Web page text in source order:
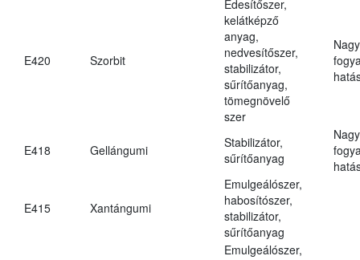
E420 Szorbit
Édesítőszer,
kelátképző
anyag,
nedvesítőszer,
stabilizátor,
sűrítőanyag,
tömegnövelő
szer
E418 Gellángumi
Stabilizátor,
sűrítőanyag
E415 Xantángumi
Emulgeálószer,
habosítószer,
stabilizátor,
sűrítőanyag
Emulgeálószer,